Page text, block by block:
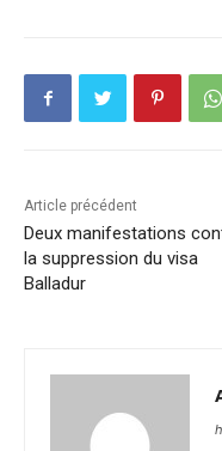
Article précédent
Deux manifestations
la suppression du visa
Balladur